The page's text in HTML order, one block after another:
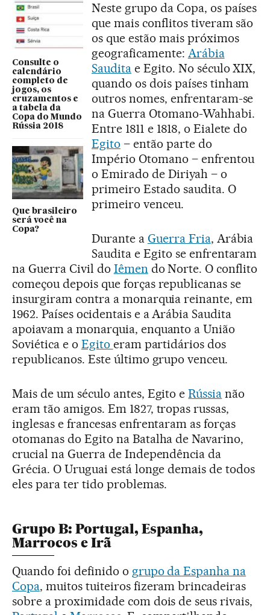
Consulte o
calendário
completo de
jogos, os
cruzamentos e
a tabela da
Copa do Mundo
Rússia 2018
Que brasileiro
será você na
Copa?
Neste grupo da Copa, os países
que mais conflitos tiveram são
os que estão mais próximos
geograficamente: Arábia
Sauditae Egito. No século XIX,
quando os dois países tinham
outros nomes, enfrentaram-se
na Guerra Otomano-Wahhabi.
Entre 1811 e 1818, o Eialete do
Egito – então parte do
Império Otomano – enfrentou
o Emirado de Diriyah – o
primeiro Estado saudita. O
primeiro venceu.
Durante a Guerra Fria, Arábia
Saudita e Egito se enfrentaram
na Guerra Civil do Iêmen do Norte. O conflito
começou depois que forças republicanas se
insurgiram contra a monarquia reinante, em
1962. Países ocidentais e a Arábia Saudita
apoiavam a monarquia, enquanto a União
Soviética e o Egito eram partidários dos
republicanos. Este último grupo venceu.
Mais de um século antes, Egito eRússia não
eram tão amigos. Em 1827, tropas russas,
inglesas e francesas enfrentaram as forças
otomanas do Egito na Batalha de Navarino,
crucial na Guerra de Independência da
Grécia. O Uruguai está longe demais de todos
eles para ter tido problemas.
Grupo B: Portugal, Espanha,
Marrocos e Irã
Quando foi definido o grupo da Espanha na
Copa, muitos tuiteiros fizeram brincadeiras
sobre a proximidade com dois de seus rivais,